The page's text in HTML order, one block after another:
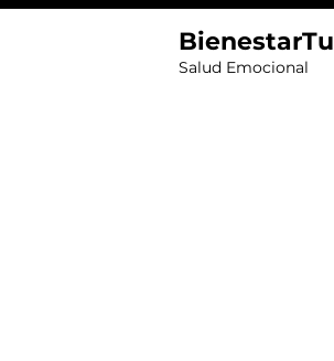
BienestarTu
Salud Emocional